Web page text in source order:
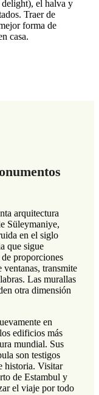
el halva y
Traer de
forma de
casa.
arquitectura
Süleymaniye,
en el siglo
que sigue
proporciones
transmite
Las murallas
otra dimensión
en
edificios más
mundial. Sus
son testigos
historia. Visitar
de Estambul y
el viaje por todo